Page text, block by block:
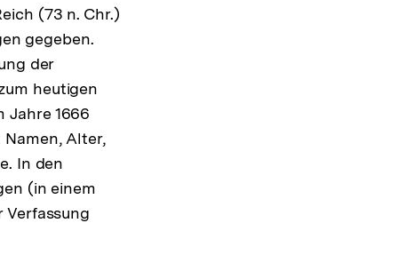
(73 n. Chr.)
gegeben.
der
heutigen
Jahre 1666
Alter,
In den
(in einem
Verfassung